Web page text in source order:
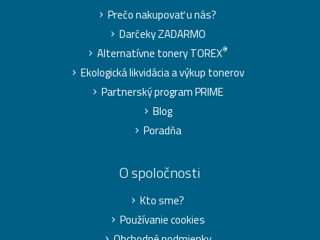
Prečo nakupovať u nás?
Darčeky ZADARMO
Alternatívne tonery TOREX®
Ekologická likvidácia a výkup tonerov
Partnerský program PRIME
Blog
Poradňa
O spoločnosti
Kto sme?
Používanie cookies